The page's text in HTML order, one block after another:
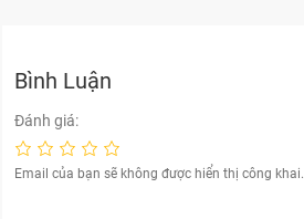
Bình Luận
Đánh giá:
Email của bạn sẽ không được hiển thị công khai.